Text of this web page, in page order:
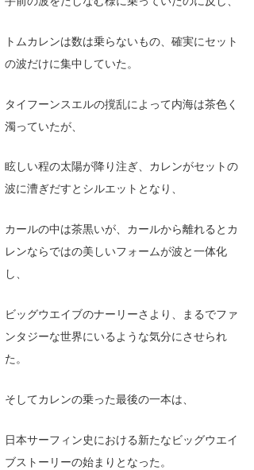
トムカレンは数は乗らないもの、確実にセット
の波だけに集中していた。
タイフーンスエルの撹乱によって内海は茶色く
濁っていたが、
眩しい程の太陽が降り注ぎ、カレンがセットの
波に漕ぎだすとシルエットとなり、
カールの中は茶黒いが、カールから離れるとカ
レンならではの美しいフォームが波と一体化
し、
ビッグウエイブのナーリーさより、まるでファ
ンタジーな世界にいるような気分にさせられ
た。
そしてカレンの乗った最後の一本は、
日本サーフィン史における新たなビッグウエイ
ブストーリーの始まりとなった。